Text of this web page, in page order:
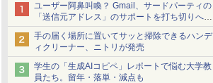
ユーザー阿鼻叫喚？ Gmail、サードパーティの
「送信元アドレス」のサポートを打ち切りへ
【やじうまWatch】
手の届く場所に置いてサッと掃除できるハンデ
ィクリーナー、ニトリが発売
学生の「生成AIコピペ」レポートで悩む大学教
員たち。留年・落単・減点も